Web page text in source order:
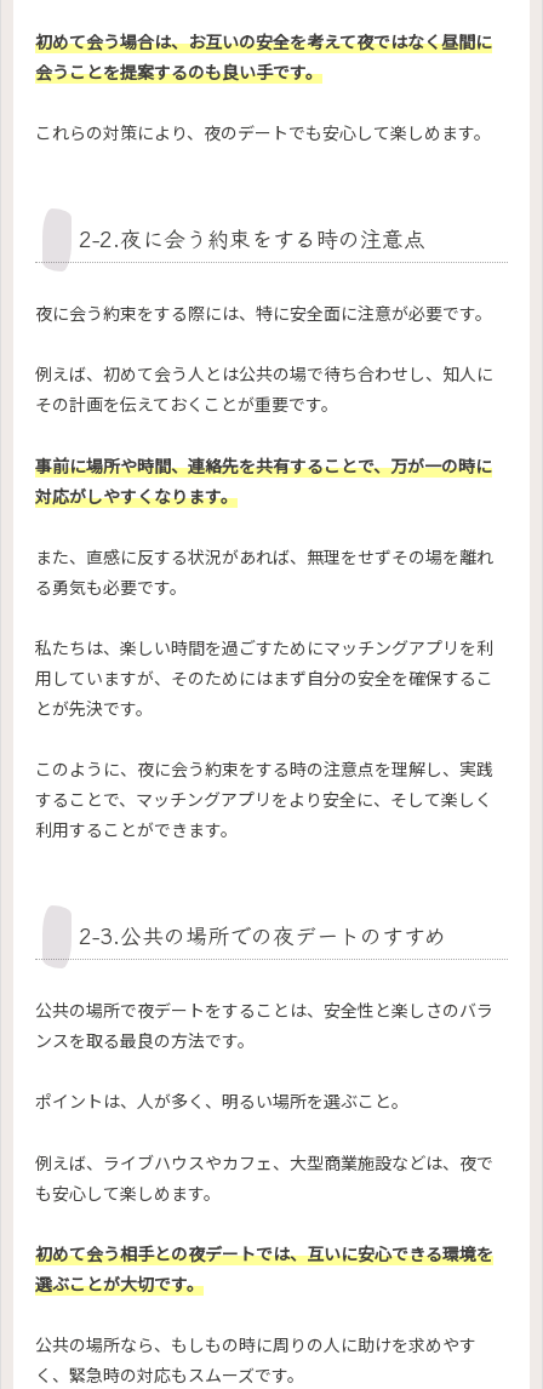
初めて会う場合は、お互いの安全を考えて夜ではなく昼間に
会うことを提案するのも良い手です。
これらの対策により、夜のデートでも安心して楽しめます。
2-2.夜に会う約束をする時の注意点
夜に会う約束をする際には、特に安全面に注意が必要です。
例えば、初めて会う人とは公共の場で待ち合わせし、知人に
その計画を伝えておくことが重要です。
事前に場所や時間、連絡先を共有することで、万が一の時に
対応がしやすくなります。
また、直感に反する状況があれば、無理をせずその場を離れ
る勇気も必要です。
私たちは、楽しい時間を過ごすためにマッチングアプリを利
用していますが、そのためにはまず自分の安全を確保するこ
とが先決です。
このように、夜に会う約束をする時の注意点を理解し、実践
することで、マッチングアプリをより安全に、そして楽しく
利用することができます。
2-3.公共の場所での夜デートのすすめ
公共の場所で夜デートをすることは、安全性と楽しさのバラ
ンスを取る最良の方法です。
ポイントは、人が多く、明るい場所を選ぶこと。
例えば、ライブハウスやカフェ、大型商業施設などは、夜で
も安心して楽しめます。
初めて会う相手との夜デートでは、互いに安心できる環境を
選ぶことが大切です。
公共の場所なら、もしもの時に周りの人に助けを求めやす
く、緊急時の対応もスムーズです。